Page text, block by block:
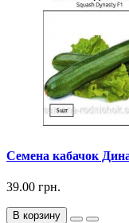
Семена кабачок
39.00 грн.
В корзину